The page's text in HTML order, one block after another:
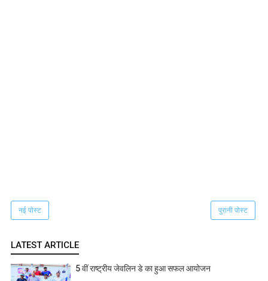
नई पोस्ट पुरानी पोस्ट
LATEST ARTICLE
5 वीं राष्ट्रीय जेवलिन डे का हुआ सफल आयोजन